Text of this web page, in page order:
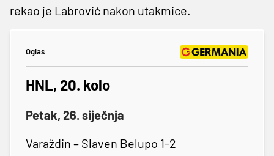
rekao je Labrović nakon utakmice.
Oglas
HNL, 20. kolo
Petak, 26. siječnja
Varaždin – Slaven Belupo 1-2